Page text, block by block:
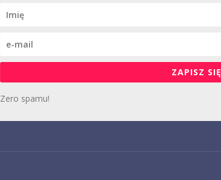
ZAPISZ
Zero spamu!